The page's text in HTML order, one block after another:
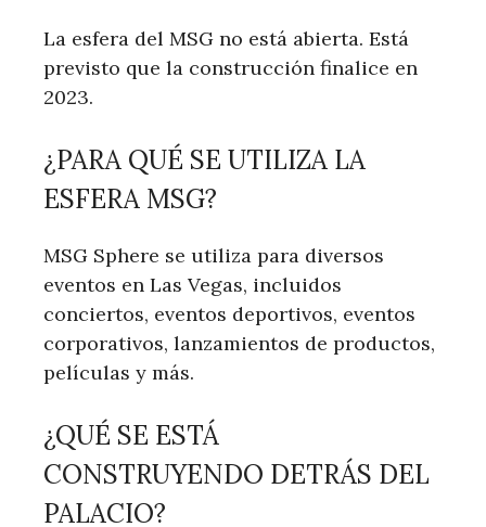
La esfera del MSG no está abierta. Está
previsto que la construcción finalice en
2023.
¿PARA QUÉ SE UTILIZA LA
ESFERA MSG?
MSG Sphere se utiliza para diversos
eventos en Las Vegas, incluidos
conciertos, eventos deportivos, eventos
corporativos, lanzamientos de productos,
películas y más.
¿QUÉ SE ESTÁ
CONSTRUYENDO DETRÁS DEL
PALACIO?